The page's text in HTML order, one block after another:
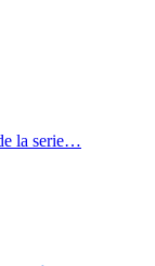
la serie…